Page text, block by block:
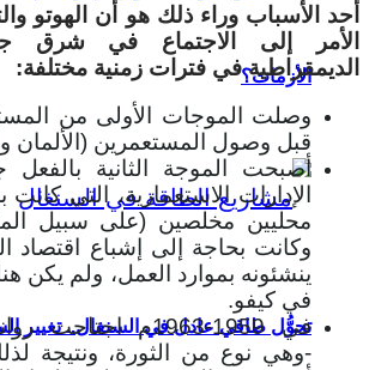
الأزمات؟
تحوُّل طاقي عادل في السنغال.. تغيير
أحد الأسباب وراء ذلك هو أن الهوتو
الأمر إلى الاجتماع في شرق
الديمقراطية في فترات زمنية مختلفة:
وصلت الموجات الأولى من
قبل وصول المستعمرين (الألمان
أصبحت الموجة الثانية
الإدارات الاستعمارية، التي كانت
محليين مخلصين (على سبيل
وكانت بحاجة إلى إشباع اقتصاد
ينشئونه بموارد العمل، ولم يكن
في كيفو.
في 1959-1963م اجتاحت
-وهي نوع من الثورة، ونتيجة